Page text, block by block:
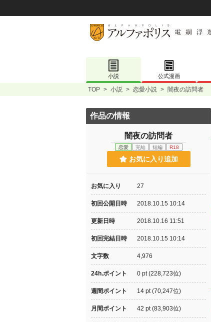
小説 公式漫画
TOP > 小説 > 恋愛小説 > 闇夜の訪問者
作品の情報
闇夜の訪問者
恋愛 完結 短編 R18
お気に入り追加
お気に入り 27
初回公開日時 2018.10.15 10:14
更新日時 2018.10.16 11:51
初回完結日時 2018.10.15 10:14
文字数 4,976
24h.ポイント 0 pt (228,723位)
週間ポイント 14 pt (70,247位)
月間ポイント 42 pt (83,903位)